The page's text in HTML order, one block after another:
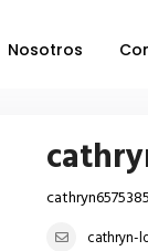
Nosotros
cathryn6575385
cathryn-